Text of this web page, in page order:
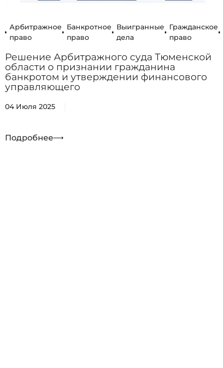
Арбитражное
право
Банкротное
право
Выигранные
дела
Гражданское
право
Решение Арбитражного суда Тюменской
области о признании гражданина
банкротом и утверждении финансового
управляющего
04 Июля 2025
Подробнее